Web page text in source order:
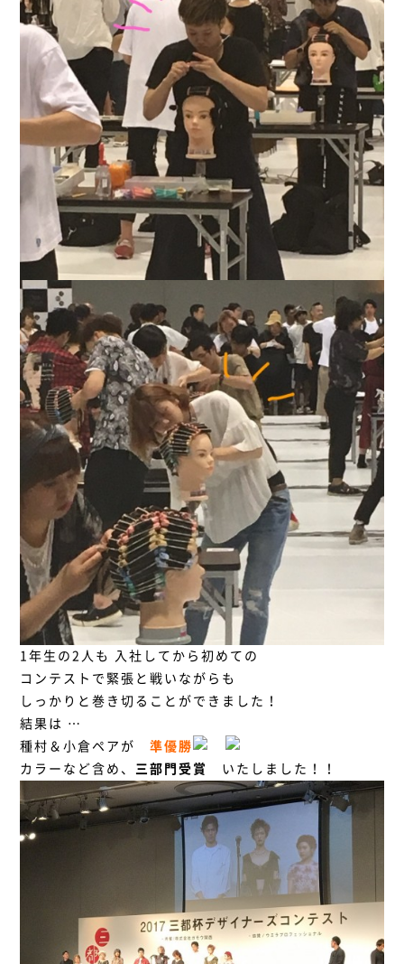
1年生の2人も 入社してから初めての
コンテストで緊張と戦いながらも
しっかりと巻き切ることができました！
結果は …
種村＆小倉ペアが準優勝
カラーなど含め、 三部門受賞 いたしました！！